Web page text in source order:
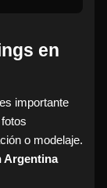
en
importante
o modelaje.
Argentina